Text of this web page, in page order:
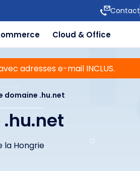
Contact
Cloud & Office
adresses e-mail INCLUS.
domaine .hu.net
la Hongrie